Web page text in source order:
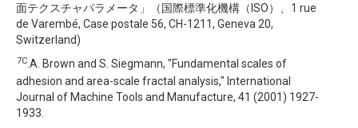
面テクスチャパラメータ」（国際標準化機構（ISO）、1 rue
de Varembé, Case postale 56, CH-1211, Geneva 20,
Switzerland)
7C.A. Brown and S. Siegmann, "Fundamental scales of
adhesion and area-scale fractal analysis," International
Journal of Machine Tools and Manufacture, 41 (2001) 1927-
1933.